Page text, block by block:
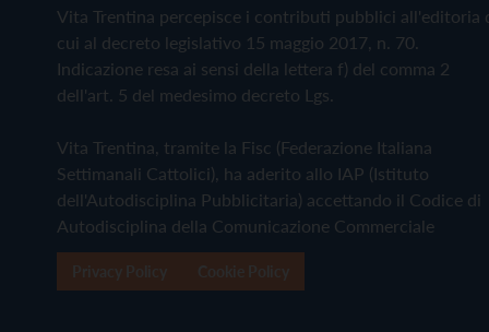
Vita Trentina percepisce i contributi pubblici all'editoria
cui al decreto legislativo 15 maggio 2017, n. 70.
Indicazione resa ai sensi della lettera f) del comma 2
dell'art. 5 del medesimo decreto Lgs.
Vita Trentina, tramite la Fisc (Federazione Italiana
Settimanali Cattolici), ha aderito allo IAP (Istituto
dell'Autodisciplina Pubblicitaria) accettando il Codice di
Autodisciplina della Comunicazione Commerciale